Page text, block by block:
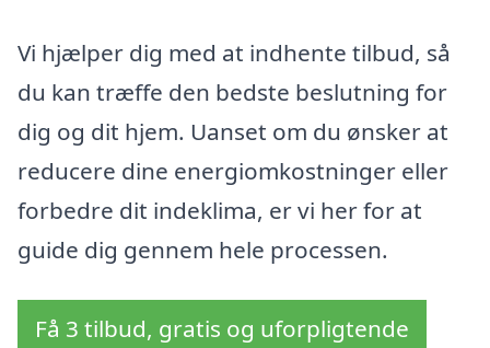
Vi hjælper dig med at indhente tilbud, så
du kan træffe den bedste beslutning for
dig og dit hjem. Uanset om du ønsker at
reducere dine energiomkostninger eller
forbedre dit indeklima, er vi her for at
guide dig gennem hele processen.
Få 3 tilbud, gratis og uforpligtende